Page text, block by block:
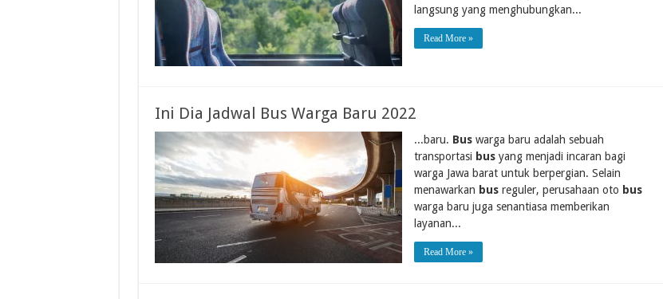
langsung yang menghubungkan...
Read More »
Ini Dia Jadwal Bus Warga Baru 2022
...baru. Buswarga baru adalah sebuah
transportasi busyang menjadi incaran bagi
warga Jawa barat untuk berpergian. Selain
menawarkan busreguler, perusahaan oto bus
warga baru juga senantiasa memberikan
layanan...
Read More »